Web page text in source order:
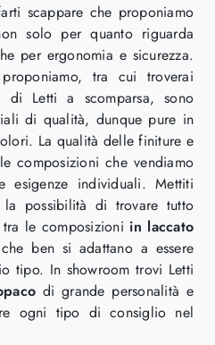
scappare che proponiamo
solo per quanto riguarda
per ergonomia e sicurezza.
tra cui troverai
di Letti a scomparsa, sono
di qualità, dunque pure in
La qualità delle finiture e
composizioni che vendiamo
individuali. Mettiti
possibilità di trovare tutto
le composizioni in laccato
ben si adattano a essere
tipo. In showroom trovi Letti
di grande personalità e
ogni tipo di consiglio nel